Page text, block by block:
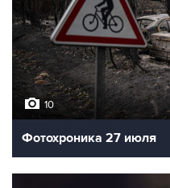
10
Фотохроника 27 июля